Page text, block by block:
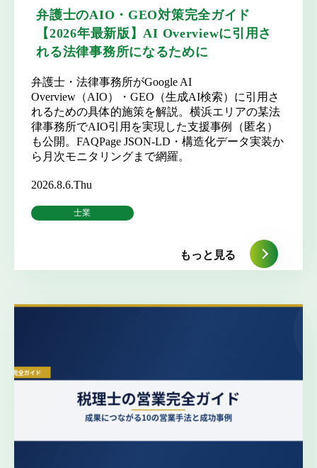
弁護士のAIO・GEO対策完全ガイド
【2026年最新版】AI Overviewに引用さ
れる法律事務所になるために
弁護士・法律事務所がGoogle AI
Overview（AIO）・GEO（生成AI検索）に引用さ
れるための具体的施策を解説。横浜エリアの某法
律事務所でAIO引用を実現した支援事例（匿名）
も公開。FAQPage JSON-LD・構造化データ実装か
ら月次モニタリングまで網羅。
2026.8.6.Thu
士業
もっと見る